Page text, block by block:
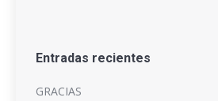
Entradas recientes
GRACIAS